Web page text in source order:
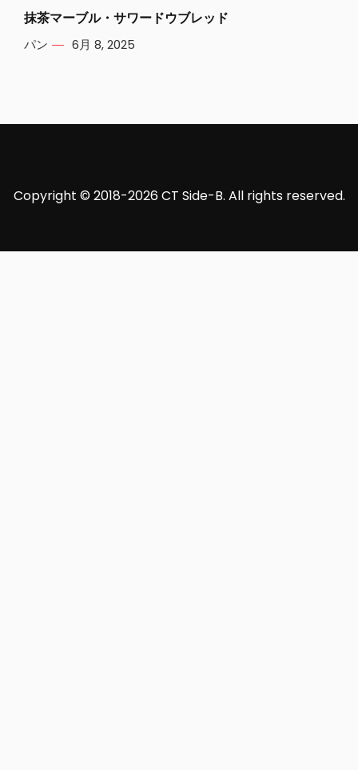
抹茶マーブル・サワードウブレッド
パン 6月 8, 2025
Copyright © 2018-2026 CT Side-B. All rights reserved.